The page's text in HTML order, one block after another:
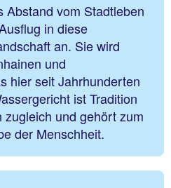
Abstand vom Stadtleben
in diese
an. Sie wird
und
hier seit Jahrhunderten
ist Tradition
zugleich und gehört zum
der Menschheit.